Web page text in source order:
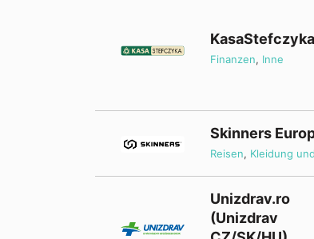
Finanzen, Inne
Skinners
Reisen, Kleidung
Unizdrav.ro
(Unizdrav